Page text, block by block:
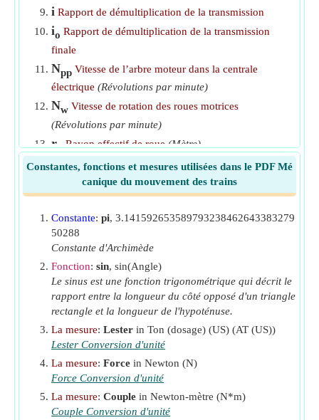
i Rapport de démultiplication de la transmission
io Rapport de démultiplication de la transmission
finale
Npp Vitesse de l’arbre moteur dans la centrale
électrique (Révolutions par minute)
Nw Vitesse de rotation des roues motrices
(Révolutions par minute)
rd Rayon effectif de roue (Mètre)
rw Rayon de roue (Mètre)
run Temps de marche du train (Heure)
s (Heure)
Tstop
t
tβ L’heure du retard (Deuxième)
Vf La vitesse d'écoulement (Kilomètre / heure)
V m Vitesse de crête (Kilomètre / heure)
Vs Planifier la vitesse (Kilomètre / heure)
V Vitesse de translation (Kilomètre / heure)
W Poids du train (Ton (dosage) (US))
WeAccélération du poids du train
Constantes, fonctions et mesures utilisées dans le PDF Mé
canique du mouvement des trains
Constante: pi, 3.141592653589793238462643383279
50288
Constante d'Archimède
Fonction: sin, sin(Angle)
Le sinus est une fonction trigonométrique qui décrit le
rapport entre la longueur du côté opposé d'un triangle
rectangle et la longueur de l'hypoténuse.
La mesure: Lester in Ton (dosage) (US) (AT (US))
Lester Conversion d'unité
La mesure: Force in Newton (N)
Force Conversion d'unité
La mesure: Couple in Newton-mètre (N*m)
Couple Conversion d'unité